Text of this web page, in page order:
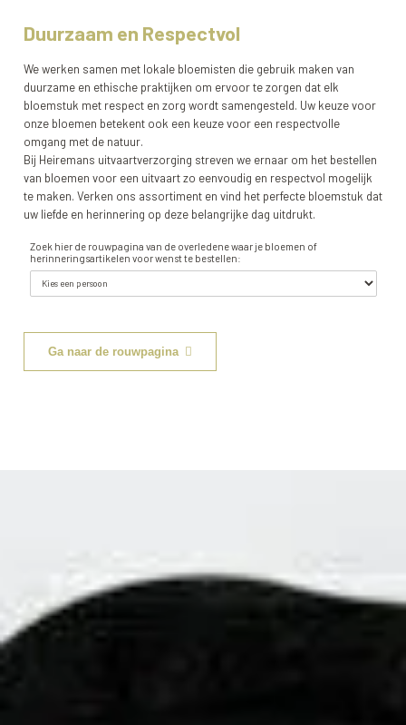
Duurzaam en Respectvol
We werken samen met lokale bloemisten die gebruik maken van
duurzame en ethische praktijken om ervoor te zorgen dat elk
bloemstuk met respect en zorg wordt samengesteld. Uw keuze voor
onze bloemen betekent ook een keuze voor een respectvolle
omgang met de natuur.
Bij Heiremans uitvaartverzorging streven we ernaar om het bestellen
van bloemen voor een uitvaart zo eenvoudig en respectvol mogelijk
te maken. Verken ons assortiment en vind het perfecte bloemstuk dat
uw liefde en herinnering op deze belangrijke dag uitdrukt.
Zoek hier de rouwpagina van de overledene waar je bloemen of
herinneringsartikelen voor wenst te bestellen:
Ga naar de rouwpagina